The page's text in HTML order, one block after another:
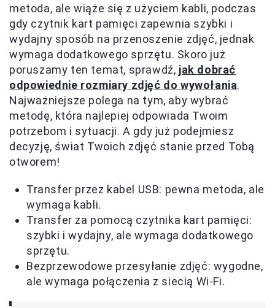
metoda, ale wiąże się z użyciem kabli, podczas
gdy czytnik kart pamięci zapewnia szybki i
wydajny sposób na przenoszenie zdjęć, jednak
wymaga dodatkowego sprzętu. Skoro już
poruszamy ten temat, sprawdź, jak dobrać
odpowiednie rozmiary zdjęć do wywołania.
Najważniejsze polega na tym, aby wybrać
metodę, która najlepiej odpowiada Twoim
potrzebom i sytuacji. A gdy już podejmiesz
decyzję, świat Twoich zdjęć stanie przed Tobą
otworem!
Transfer przez kabel USB: pewna metoda, ale
wymaga kabli.
Transfer za pomocą czytnika kart pamięci:
szybki i wydajny, ale wymaga dodatkowego
sprzętu.
Bezprzewodowe przesyłanie zdjęć: wygodne,
ale wymaga połączenia z siecią Wi-Fi.